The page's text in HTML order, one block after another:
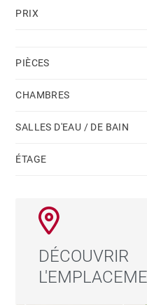
PRIX
PIÈCES
CHAMBRES
SALLES D'EAU / DE BAIN
ÉTAGE
DÉCOUVRIR